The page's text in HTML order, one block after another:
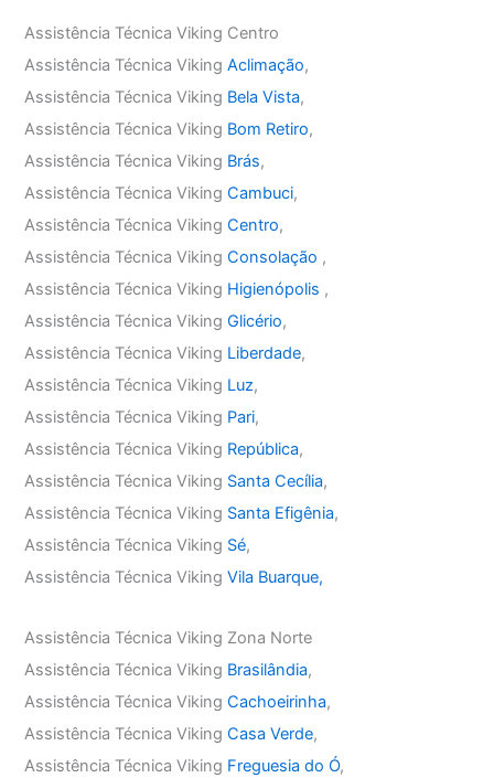
Assistência Técnica Viking Centro
Assistência Técnica VikingAclimação,
Assistência Técnica Viking Bela Vista,
Assistência Técnica Viking Bom Retiro,
Assistência Técnica Viking Brás,
Assistência Técnica VikingCambuci,
Assistência Técnica VikingCentro,
Assistência Técnica VikingConsolação ,
Assistência Técnica Viking Higienópolis ,
Assistência Técnica VikingGlicério,
Assistência Técnica Viking Liberdade,
Assistência Técnica Viking Luz,
Assistência Técnica Viking Pari,
Assistência Técnica Viking República,
Assistência Técnica Viking Santa Cecília,
Assistência Técnica Viking Santa Efigênia,
Assistência Técnica Viking Sé,
Assistência Técnica VikingVila Buarque,
Assistência Técnica Viking Zona Norte
Assistência Técnica Viking Brasilândia,
Assistência Técnica VikingCachoeirinha,
Assistência Técnica VikingCasa Verde,
Assistência Técnica Viking Freguesia do Ó,